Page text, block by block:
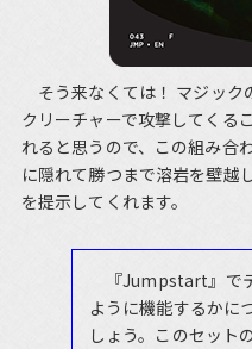
そう来なくては！ マジック
クリーチャーで攻撃してくる
れると思うので、この組み合
に隠れて勝つまで溶岩を壁越
を提示してくれます。
『Jumpstart』で
ように機能するかに
しょう。このセット